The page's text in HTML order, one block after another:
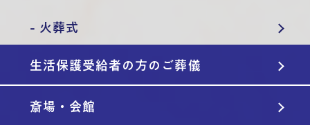
- 火葬式
生活保護受給者の方のご葬儀
斎場・会館